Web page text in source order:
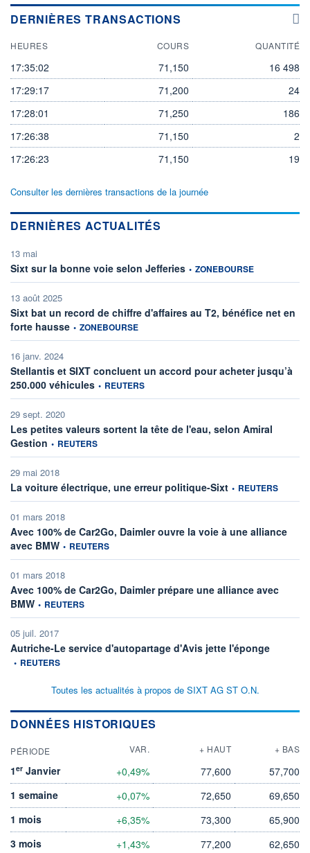
DERNIÈRES TRANSACTIONS
HEURES COURS QUANTITÉ
17:35:02 71,150
16 498
17:29:17
71,200
24
17:28:01
71,250
186
17:26:38
71,150
2
17:26:23
71,150 19
Consulter les dernières transactions de la journée
DERNIÈRES ACTUALITÉS
13 mai
Sixt sur la bonne voie selon Jefferies information fournie par
• ZONEBOURSE
13 août 2025
Sixt bat un record de chiffre d'affaires au T2, bénéfice net en
forte hausse information fournie par
• ZONEBOURSE
16 janv. 2024
Stellantis et SIXT concluent un accord pour acheter jusqu’à
250.000 véhicules information fournie par
• REUTERS
29 sept. 2020
Les petites valeurs sortent la tête de l'eau, selon Amiral
Gestion information fournie par
• REUTERS
29 mai 2018
La voiture électrique, une erreur politique-Sixtinformation fournie
• REUTERS
01 mars 2018
Avec 100% de Car2Go, Daimler ouvre la voie à une alliance
avec BMWinformation fournie par
• REUTERS
01 mars 2018
Avec 100% de Car2Go, Daimler prépare une alliance avec
BMWinformation fournie par
• REUTERS
05 juil. 2017
Autriche-Le service d'autopartage d'Avis jette l'éponge
• REUTERS
Toutes les actualités à propos de SIXT AG ST O.N.
DONNÉES HISTORIQUES
PÉRIODE VAR. + HAUT + BAS
1er Janvier +0,49% 77,600
57,700
1 semaine
+0,07% 72,650
69,650
1 mois
+6,35% 73,300
65,900
3 mois
+1,43% 77,200
62,650